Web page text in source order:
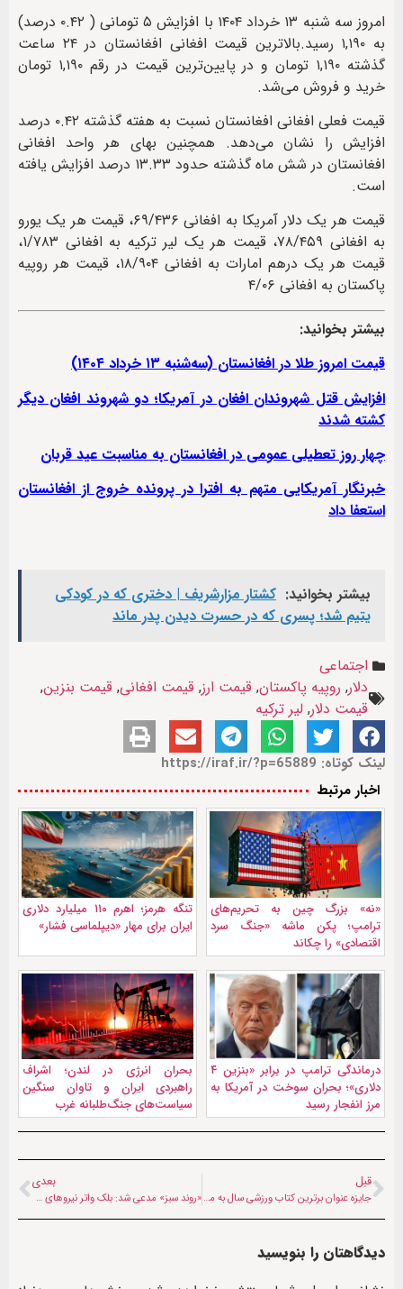
امروز سه شنبه ۱۳ خرداد ۱۴۰۴ با افزایش ۵ تومانی ( ۰.۴۲ درصد)
به ۱,۱۹۰ رسید.بالاترین قیمت افغانی افغانستان در ۲۴ ساعت
گذشته ۱,۱۹۰ تومان و در پایین‌ترین قیمت در رقم ۱,۱۹۰ تومان
خرید و فروش می‌شد.
قیمت فعلی افغانی افغانستان نسبت به هفته گذشته ۰.۴۲ درصد
افزایش را نشان می‌دهد. همچنین بهای هر واحد افغانی
افغانستان در شش ماه گذشته حدود ۱۳.۳۳ درصد افزایش یافته
است.
قیمت هر یک دلار آمریکا به افغانی ۶۹/۴۳۶، قیمت هر یک یورو
به افغانی ۷۸/۴۵۹، قیمت هر یک لیر ترکیه به افغانی ۱/۷۸۳،
قیمت هر یک درهم امارات به افغانی ۱۸/۹۰۴، قیمت هر روپیه
پاکستان به افغانی ۴/۰۶
بیشتر بخوانید:
قیمت امروز طلا در افغانستان (سه‌‌شنبه ۱۳ خرداد ۱۴۰۴)
افزایش قتل شهروندان افغان در آمریکا؛ دو شهروند افغان دیگر
کشته شدند
چهار روز تعطیلی عمومی در افغانستان به مناسبت عید قربان
خبرنگار آمریکایی متهم به افترا در پرونده خروج از افغانستان
استعفا داد
بیشتر بخوانید: کشتار مزارشریف | دختری که در کودکی
یتیم شد؛ پسری که در حسرت دیدن پدر ماند
اجتماعی
دلار, روپیه پاکستان, قیمت ارز, قیمت افغانی, قیمت بنزین,
قیمت دلار, لیر ترکیه
لینک کوتاه: https://iraf.ir/?p=65889
اخبار مرتبط
«نه» بزرگ چین به تحریم‌های
ترامپ؛ پکن ماشه «جنگ سرد
اقتصادی» را چکاند
تنگه هرمز؛ اهرم ۱۱۰ میلیارد دلاری
ایران برای مهار «دیپلماسی فشار»
درماندگی ترامپ در برابر «بنزین ۴
دلاری»؛ بحران سوخت در آمریکا به
مرز انفجار رسید
بحران انرژی در لندن؛ اشراف
راهبردی ایران و تاوان سنگین
سیاست‌های جنگ‌طلبانه غرب
قبل
جایزه عنوان برترین کتاب ورزشی سال به ملی‌پوش پیشین فوتبال زنان افغانستان رسید
بعدی
«روند سبز» مدعی شد: بلک واتر نیروهای ویژه طالبان را آموزش می‌دهد
دیدگاهتان را بنویسید